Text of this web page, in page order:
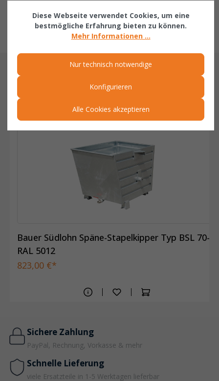
werden:
- Traversenständer
ÄHNLICHE ARTIKEL
Related products
Bauer Südlohn Späne-Stapelkipper Typ BSL 70-
RAL 5012
823,00 €*
Sichere Zahlung
PayPal, Rechnung, Vorkasse & mehr
Schnelle Lieferung
viele Ersatzteile in 1-5 Werktagen lieferbar
Diese Webseite verwendet Cookies, um eine
bestmögliche Erfahrung bieten zu können.
Mehr Informationen ...
Nur technisch notwendige
Konfigurieren
Alle Cookies akzeptieren